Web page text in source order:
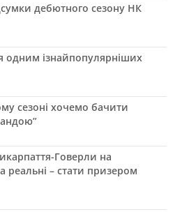
дебютного сезону НК
одним ізнайпопулярніших
сезоні хочемо бачити
Говерли на
реальні – стати призером